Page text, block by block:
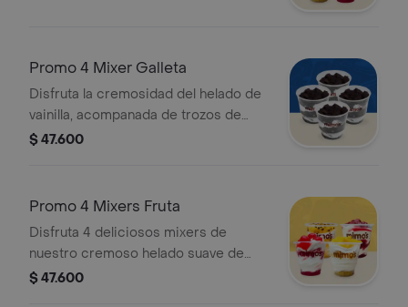
Promo 4 Mixer Galleta
Disfruta la cremosidad del helado de
vainilla, acompanada de trozos de
galleta de chocolate que le dan el
$ 47.600
Promo 4 Mixers Fruta
Disfruta 4 deliciosos mixers de
nuestro cremoso helado suave de
vainilla. Elige el acompanamiento de
$ 47.600